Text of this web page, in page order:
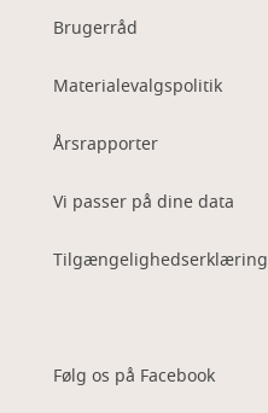
Brugerråd
Materialevalgspolitik
Årsrapporter
Vi passer på dine data
Tilgængelighedserklæring
Følg os på Facebook